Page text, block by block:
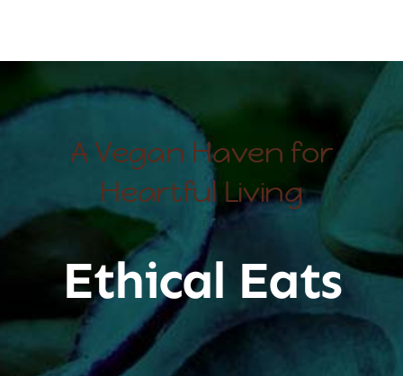
A Vegan Haven for
Heartful Living
Ethical Eats